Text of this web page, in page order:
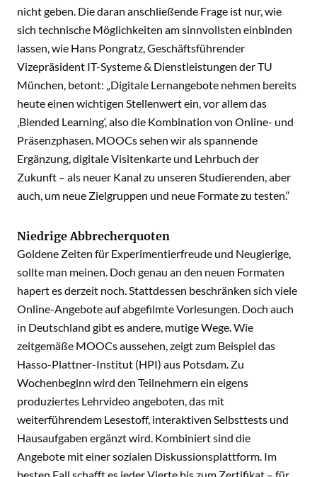
nicht geben. Die daran anschließende Frage ist nur, wie
sich technische Möglichkeiten am sinnvollsten einbinden
lassen, wie Hans Pongratz, Geschäftsführender
Vizepräsident IT-Systeme & Dienstleistungen der TU
München, betont: „Digitale Lernangebote nehmen bereits
heute einen wichtigen Stellenwert ein, vor allem das
‚Blended Learning‘, also die Kombination von Online- und
Präsenzphasen. MOOCs sehen wir als spannende
Ergänzung, digitale Visitenkarte und Lehrbuch der
Zukunft – als neuer Kanal zu unseren Studierenden, aber
auch, um neue Zielgruppen und neue Formate zu testen.“
Niedrige Abbrecherquoten
Goldene Zeiten für Experimentierfreude und Neugierige,
sollte man meinen. Doch genau an den neuen Formaten
hapert es derzeit noch. Stattdessen beschränken sich viele
Online-Angebote auf abgefilmte Vorlesungen. Doch auch
in Deutschland gibt es andere, mutige Wege. Wie
zeitgemäße MOOCs aussehen, zeigt zum Beispiel das
Hasso-Plattner-Institut (HPI) aus Potsdam. Zu
Wochenbeginn wird den Teilnehmern ein eigens
produziertes Lehrvideo angeboten, das mit
weiterführendem Lesestoff, interaktiven Selbsttests und
Hausaufgaben ergänzt wird. Kombiniert sind die
Angebote mit einer sozialen Diskussionsplattform. Im